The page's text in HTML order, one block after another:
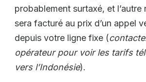
probablement surtaxé, et l’autre
sera facturé au prix d’un appel
depuis votre ligne fixe (
opérateur pour voir les tarifs
vers l’Indonésie).